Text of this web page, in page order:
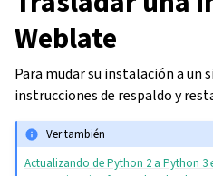
Weblate
Para mudar su instalación a un
instrucciones de respaldo y
Ver también
Actualizando de Python 2 a Python